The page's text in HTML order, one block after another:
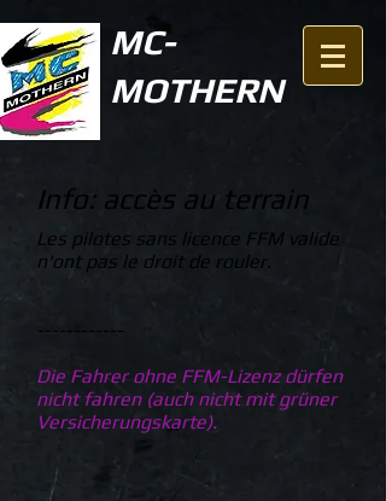
MC-
MOTHERN
Info: accès au terrain
Les pilotes sans licence FFM valide
n'ont pas le droit de rouler.
------------
Die Fahrer ohne FFM-Lizenz dürfen
nicht fahren (auch nicht mit grüner
Versicherungskarte).